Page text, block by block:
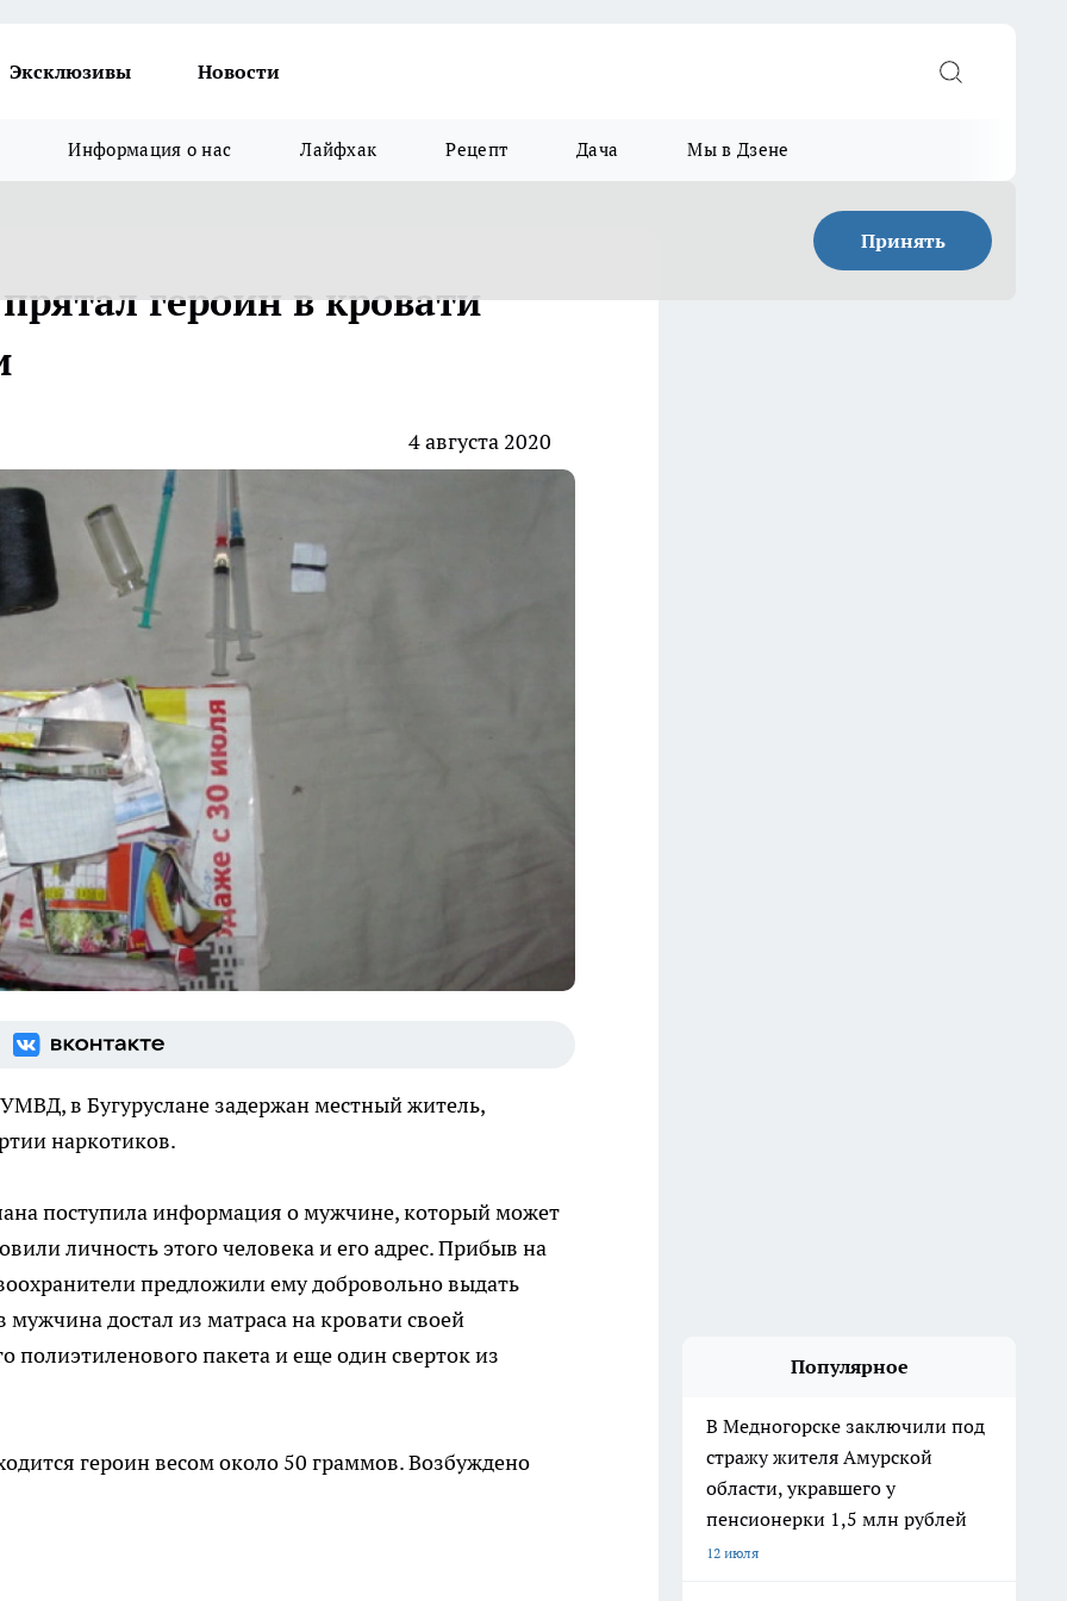
Эксклюзивы Новости
Информация о нас Лайфхак Рецепт Дача Мы в Дзене
Принять
героин в кровати
4 августа 2020
в Бугуруслане задержан местный житель,
наркотиков.
поступила информация о мужчине, который может
личность этого человека и его адрес. Прибыв на
предложили ему добровольно выдать
достал из матраса на кровати своей
полиэтиленового пакета и еще один сверток из
героин весом около 50 граммов. Возбуждено
Популярное
В Медногорске заключили под
стражу жителя Амурской
области, укравшего у
пенсионерки 1,5 млн рублей
12 июля